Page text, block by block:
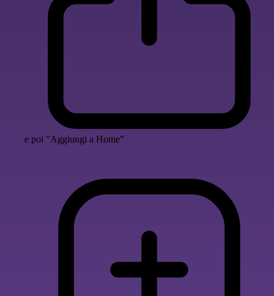
e poi "Aggiungi a Home"